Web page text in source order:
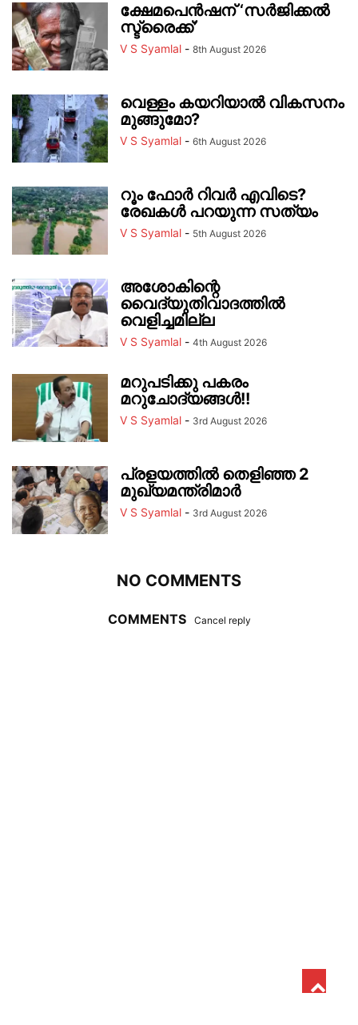
ക്ഷേമപെൻഷന് ‘സർജിക്കൽ
സ്ട്രൈക്ക്’
V S Syamlal - 8th August 2026
വെള്ളം കയറിയാൽ വികസനം
മുങ്ങുമോ?
V S Syamlal - 6th August 2026
റൂം ഫോർ റിവർ എവിടെ?
രേഖകൾ പറയുന്ന സത്യം
V S Syamlal - 5th August 2026
അശോകിന്റെ
വൈദ്യുതിവാദത്തിൽ
വെളിച്ചമില്ല
V S Syamlal - 4th August 2026
മറുപടിക്കു പകരം
മറുചോദ്യങ്ങൾ!!
V S Syamlal - 3rd August 2026
പ്രളയത്തിൽ തെളിഞ്ഞ 2
മുഖ്യമന്ത്രിമാർ
V S Syamlal - 3rd August 2026
NO COMMENTS
COMMENTS Cancel reply